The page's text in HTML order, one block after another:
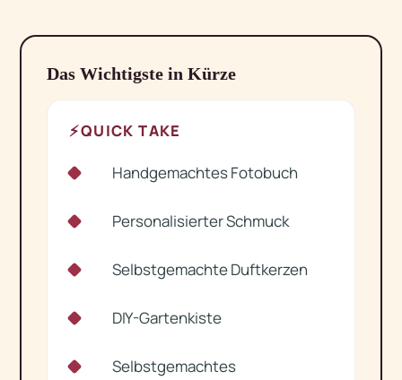
Das Wichtigste in Kürze
⚡QUICK TAKE
Handgemachtes Fotobuch
Personalisierter Schmuck
Selbstgemachte Duftkerzen
DIY-Gartenkiste
Selbstgemachtes